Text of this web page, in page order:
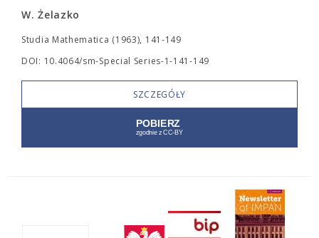
W. Żelazko
Studia Mathematica (1963), 141-149
DOI: 10.4064/sm-Special Series-1-141-149
SZCZEGÓŁY